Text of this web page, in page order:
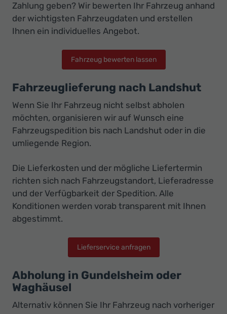
Zahlung geben? Wir bewerten Ihr Fahrzeug anhand
der wichtigsten Fahrzeugdaten und erstellen
Ihnen ein individuelles Angebot.
Fahrzeug bewerten lassen
Fahrzeuglieferung nach Landshut
Wenn Sie Ihr Fahrzeug nicht selbst abholen
möchten, organisieren wir auf Wunsch eine
Fahrzeugspedition bis nach Landshut oder in die
umliegende Region.
Die Lieferkosten und der mögliche Liefertermin
richten sich nach Fahrzeugstandort, Lieferadresse
und der Verfügbarkeit der Spedition. Alle
Konditionen werden vorab transparent mit Ihnen
abgestimmt.
Lieferservice anfragen
Abholung in Gundelsheim oder
Waghäusel
Alternativ können Sie Ihr Fahrzeug nach vorheriger